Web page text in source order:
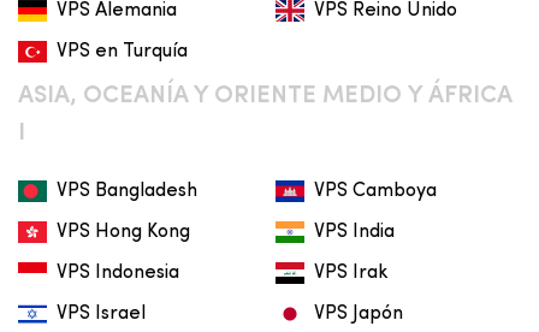
VPS Alemania VPS Reino Unido
VPS en Turquía
ASIA, OCEANÍA Y ORIENTE MEDIO Y ÁFRICA
I
VPS Bangladesh VPS Camboya
VPS Hong Kong VPS India
VPS Indonesia VPS Irak
VPS Israel VPS Japón